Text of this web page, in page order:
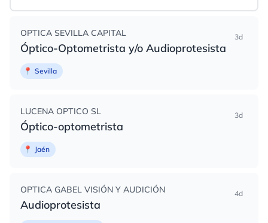
OPTICA SEVILLA CAPITAL
Óptico-Optometrista y/o Audioprotesista
3d
📍 Sevilla
LUCENA OPTICO SL
Óptico-optometrista
3d
📍 Jaén
OPTICA GABEL VISIÓN Y AUDICIÓN
Audioprotesista
4d